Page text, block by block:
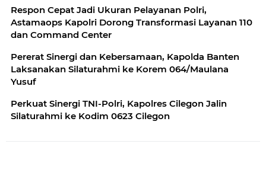
Respon Cepat Jadi Ukuran Pelayanan Polri,
Astamaops Kapolri Dorong Transformasi Layanan 110
dan Command Center
Pererat Sinergi dan Kebersamaan, Kapolda Banten
Laksanakan Silaturahmi ke Korem 064/Maulana
Yusuf
Perkuat Sinergi TNI-Polri, Kapolres Cilegon Jalin
Silaturahmi ke Kodim 0623 Cilegon